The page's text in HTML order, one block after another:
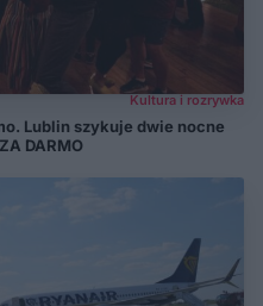
Kultura i rozrywka
Lublin szykuje dwie nocne
DARMO